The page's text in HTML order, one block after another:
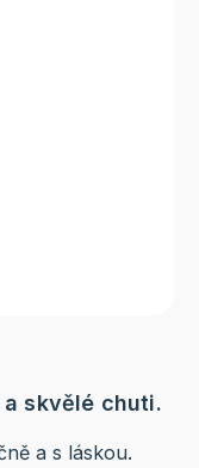
skvělé chuti.
a s láskou.